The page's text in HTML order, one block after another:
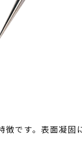
です。表面凝固